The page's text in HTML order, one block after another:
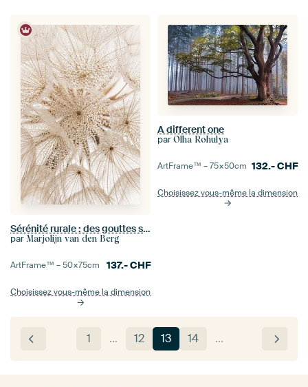
Sérénité rurale : des gouttes sur une peluche
par Marjolijn van den Berg
ArtFrame™ –50×75cm 137.-CHF
Choisissez vous-même la dimension
A different one
par Olha Rohulya
ArtFrame™ –75×50cm 132.-CHF
Choisissez vous-même la dimension
1 … 12 13 14 …